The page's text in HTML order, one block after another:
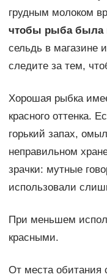
грудным молоком
чтобы рыба была
сельдь в магазине
следите за тем,
Хорошая рыбка
красного оттенка.
горький запах,
неправильном
зрачки: мутные
использовали
При меньшем
красными.
От места обитания